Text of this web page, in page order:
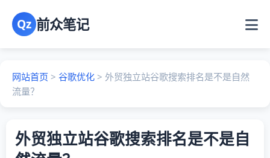
Qz 前众笔记
网站首页 > 谷歌优化 > 外贸独立站谷歌搜索排名是不是自然
流量？
外贸独立站谷歌搜索排名是不是自